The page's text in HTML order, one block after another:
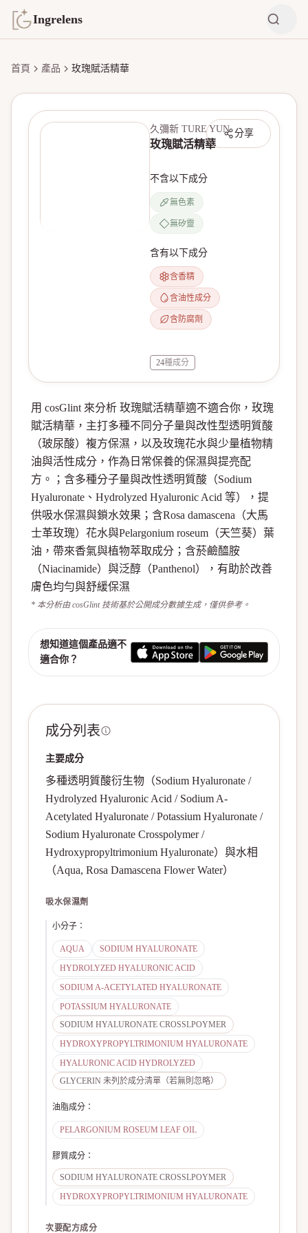
Ingrelens
首頁 產品 玫瑰賦活精華
分享
久彌新 TURE YUN
玫瑰賦活精華
不含以下成分
無色素
無矽靈
含有以下成分
含香精
含油性成分
含防腐劑
24種成分
用 cosGlint 來分析 玫瑰賦活精華適不適合你，玫瑰
賦活精華，主打多種不同分子量與改性型透明質酸
（玻尿酸）複方保濕，以及玫瑰花水與少量植物精
油與活性成分，作為日常保養的保濕與提亮配
方。；含多種分子量與改性透明質酸（Sodium
Hyaluronate、Hydrolyzed Hyaluronic Acid 等），提
供吸水保濕與鎖水效果；含Rosa damascena（大馬
士革玫瑰）花水與Pelargonium roseum（天竺葵）葉
油，帶來香氣與植物萃取成分；含菸鹼醯胺
（Niacinamide）與泛醇（Panthenol），有助於改善
膚色均勻與舒緩保濕
* 本分析由 cosGlint 技術基於公開成分數據生成，僅供參考。
想知道這個產品適不
適合你？
成分列表
主要成分
多種透明質酸衍生物（Sodium Hyaluronate /
Hydrolyzed Hyaluronic Acid / Sodium A-
Acetylated Hyaluronate / Potassium Hyaluronate /
Sodium Hyaluronate Crosspolymer /
Hydroxypropyltrimonium Hyaluronate）與水相
（Aqua, Rosa Damascena Flower Water）
吸水保濕劑
小分子 ：
AQUA
SODIUM HYALURONATE
HYDROLYZED HYALURONIC ACID
SODIUM A-ACETYLATED HYALURONATE
POTASSIUM HYALURONATE
SODIUM HYALURONATE CROSSLPOYMER
HYDROXYPROPYLTRIMONIUM HYALURONATE
HYALURONIC ACID HYDROLYZED
GLYCERIN 未列於成分清單（若無則忽略）
油脂成分 ：
PELARGONIUM ROSEUM LEAF OIL
膠質成分 ：
SODIUM HYALURONATE CROSSLPOYMER
HYDROXYPROPYLTRIMONIUM HYALURONATE
次要配方成分